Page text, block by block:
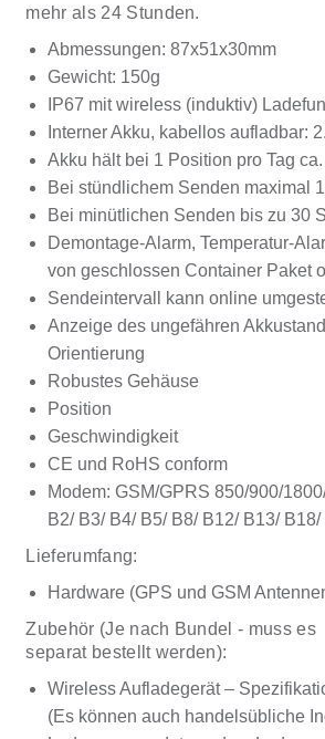
mehr als 24 Stunden.
Abmessungen: 87x51x30mm
Gewicht: 150g
IP67 mit wireless (induktiv)
Interner Akku, kabellos aufladbar:
Akku hält bei 1 Position pro Tag
Bei stündlichem Senden maximal
Bei minütlichen Senden bis zu 30
Demontage-Alarm, Temperatur-
von geschlossen Container Paket
Sendeintervall kann online
Anzeige des ungefähren
Orientierung
Robustes Gehäuse
Position
Geschwindigkeit
CE und RoHS conform
Modem: GSM/GPRS 850/900/
B2/ B3/ B4/ B5/ B8/ B12/ B13/
Lieferumfang:
Hardware (GPS und GSM
Zubehör (Je nach Bundel - muss es
separat bestellt werden):
Wireless Aufladegerät –
(Es können auch handelsübliche